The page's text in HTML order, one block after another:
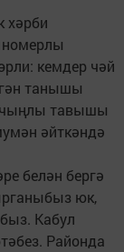
хәрби
кемдер чәй
танышы
чыңлы тавышы
әйткәндә
белән бергә
юк,
Кабул
Районда